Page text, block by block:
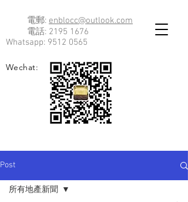
電郵: enblocc@outlook.com
電話: 2195 1676
Whatsapp: 9512 0565
Wechat:
Post
所有地產新聞